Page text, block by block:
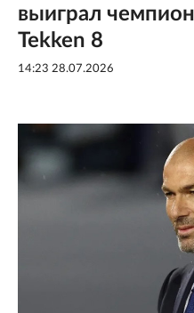
выиграл
Tekken 8
14:23 28.07.2026